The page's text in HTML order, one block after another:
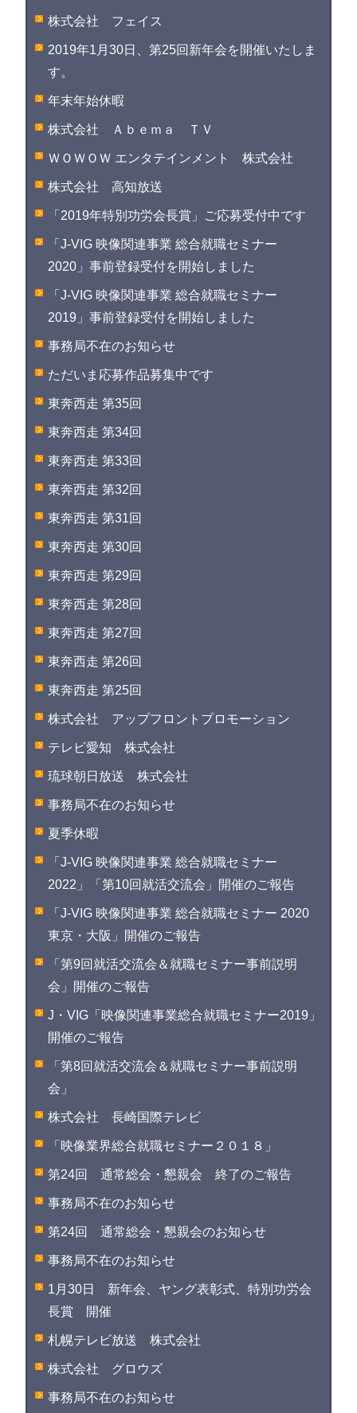
株式会社 フェイス
2019年1月30日、第25回新年会を開催いたしま
す。
年末年始休暇
株式会社 Ａｂｅｍａ ＴＶ
ＷＯＷＯＷ エンタテインメント 株式会社
株式会社 高知放送
「2019年特別功労会長賞」ご応募受付中です
「J-VIG 映像関連事業 総合就職セミナー
2020」事前登録受付を開始しました
「J-VIG 映像関連事業 総合就職セミナー
2019」事前登録受付を開始しました
事務局不在のお知らせ
ただいま応募作品募集中です
東奔西走 第35回
東奔西走 第34回
東奔西走 第33回
東奔西走 第32回
東奔西走 第31回
東奔西走 第30回
東奔西走 第29回
東奔西走 第28回
東奔西走 第27回
東奔西走 第26回
東奔西走 第25回
株式会社 アップフロントプロモーション
テレビ愛知 株式会社
琉球朝日放送 株式会社
事務局不在のお知らせ
夏季休暇
「J-VIG 映像関連事業 総合就職セミナー
2022」「第10回就活交流会」開催のご報告
「J-VIG 映像関連事業 総合就職セミナー 2020
東京・大阪」開催のご報告
「第9回就活交流会＆就職セミナー事前説明
会」開催のご報告
J・VIG「映像関連事業総合就職セミナー2019」
開催のご報告
「第8回就活交流会＆就職セミナー事前説明
会」
株式会社 長崎国際テレビ
「映像業界総合就職セミナー２０１８」
第24回 通常総会・懇親会 終了のご報告
事務局不在のお知らせ
第24回 通常総会・懇親会のお知らせ
事務局不在のお知らせ
1月30日 新年会、ヤング表彰式、特別功労会
長賞 開催
札幌テレビ放送 株式会社
株式会社 グロウズ
事務局不在のお知らせ